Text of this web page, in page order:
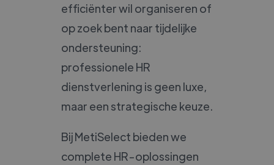
efficiënter wil organiseren of
op zoek bent naar tijdelijke
ondersteuning:
professionele HR
dienstverlening is geen luxe,
maar een strategische keuze.
Bij MetiSelect bieden we
complete HR-oplossingen